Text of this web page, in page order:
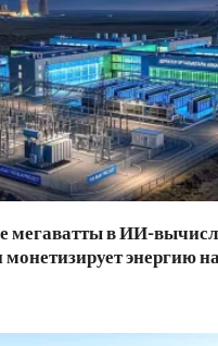
мегаватты в ИИ-
монетизирует энергию